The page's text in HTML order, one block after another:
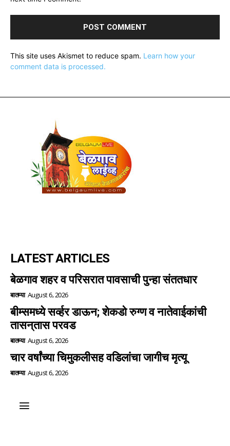
This site uses Akismet to reduce spam. Learn how your
comment data is processed.
LATEST ARTICLES
बेळगाव शहर व परिसरात पावसाची पुन्हा संततधार
बातम्या August 6, 2026
बीम्समध्ये सर्व्हर डाऊन; शेकडो रुग्ण व नातेवाईकांची
तासन्‌तास परवड
बातम्या August 6, 2026
चार वर्षांच्या चिमुकलीसह वडिलांचा जागीच मृत्यू
बातम्या August 6, 2026